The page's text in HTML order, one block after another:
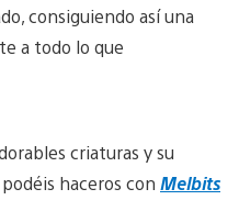
consiguiendo así una
a todo lo que
criaturas y su
haceros con Melbits